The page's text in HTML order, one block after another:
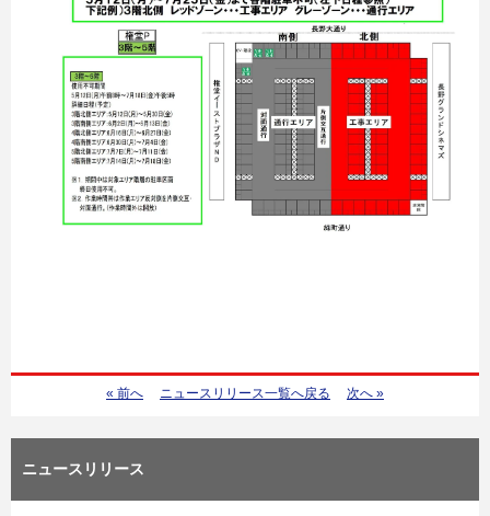
« 前へ ニュースリリース一覧へ戻る 次へ »
ニュースリリース